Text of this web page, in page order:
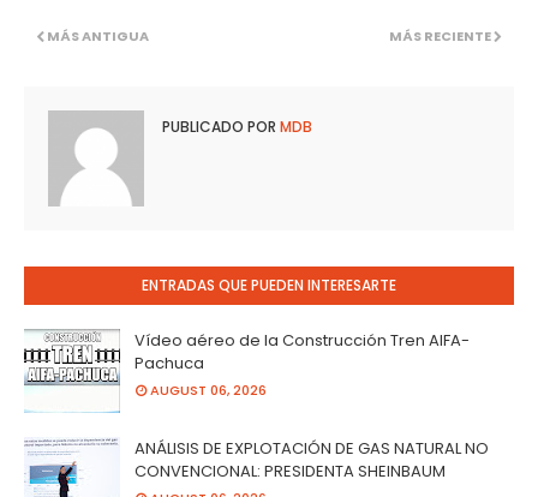
MÁS RECIENTE
MÁS ANTIGUA
PUBLICADO POR MDB
ENTRADAS QUE PUEDEN INTERESARTE
Vídeo aéreo de la Construcción Tren AIFA-
Pachuca
AUGUST 06, 2026
ANÁLISIS DE EXPLOTACIÓN DE GAS NATURAL NO
CONVENCIONAL: PRESIDENTA SHEINBAUM